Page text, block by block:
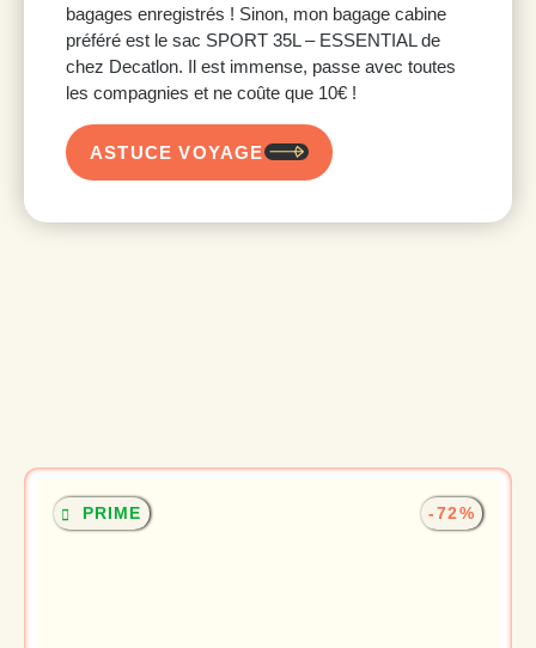
bagages enregistrés ! Sinon, mon bagage cabine
préféré est le sac SPORT 35L – ESSENTIAL de
chez Decatlon. Il est immense, passe avec toutes
les compagnies et ne coûte que 10€ !
ASTUCE VOYAGE
PRIME -72%